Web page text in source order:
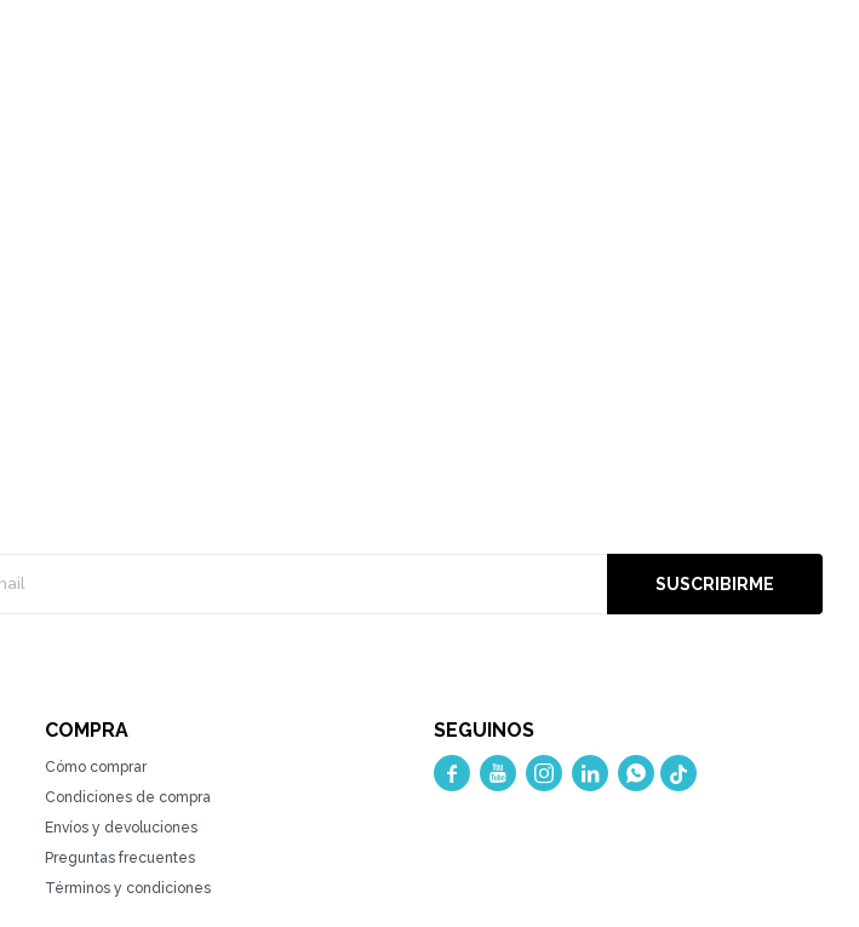
SUSCRIBIRME
COMPRA
Cómo comprar
Condiciones de compra
Envíos y devoluciones
Preguntas frecuentes
Términos y condiciones
SEGUINOS
    